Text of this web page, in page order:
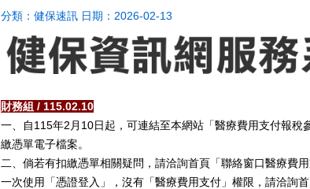
分類：健保速訊 日期：2026-02-13
財務組 / 115.02.10
一、自115年2月10日起，可連結至本網站「醫療費用支付報稅
繳憑單電子檔案。
二、倘若有扣繳憑單相關疑問，請洽詢首頁「聯絡窗口醫療費
一次使用「憑證登入」，沒有「醫療費用支付」權限，請洽詢